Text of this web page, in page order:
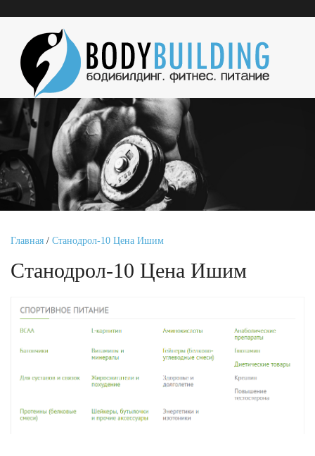
Главная / Станодрол-10 Цена Ишим
Станодрол-10 Цена Ишим